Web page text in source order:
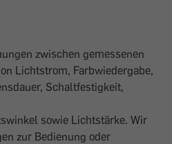
zwischen gemessenen
Lichtstrom, Farbwiedergabe,
Schaltfestigkeit,
sowie Lichtstärke. Wir
zur Bedienung oder